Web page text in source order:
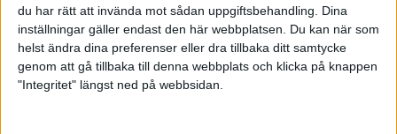
du har rätt att invända mot sådan uppgiftsbehandling. Dina
inställningar gäller endast den här webbplatsen. Du kan när som
helst ändra dina preferenser eller dra tillbaka ditt samtycke
genom att gå tillbaka till denna webbplats och klicka på knappen
"Integritet" längst ned på webbsidan.